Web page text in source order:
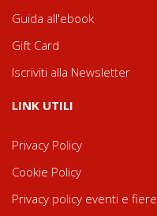
Guida all'ebook
Gift Card
Iscriviti alla Newsletter
LINK UTILI
Privacy Policy
Cookie Policy
Privacy policy eventi e fiere